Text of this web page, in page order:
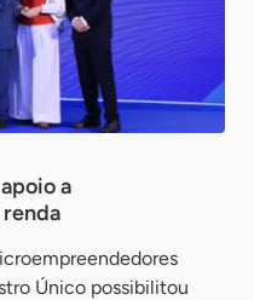
a
Único possibilitou